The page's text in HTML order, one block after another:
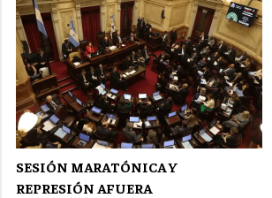
SESIÓN MARATÓNICA Y
REPRESIÓN AFUERA